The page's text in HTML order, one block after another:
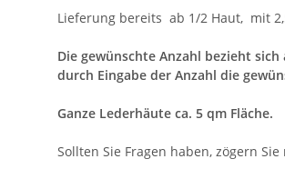
Lieferung bereits ab 1/2 Haut, mit
Die gewünschte Anzahl bezieht
durch Eingabe der Anzahl die
Ganze Lederhäute ca. 5 qm Fläche.
Sollten Sie Fragen haben, zögern